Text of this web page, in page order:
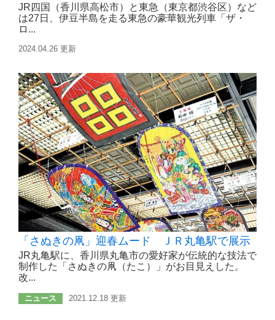
JR四国（香川県高松市）と東急（東京都渋谷区）など
は27日、伊豆半島を走る東急の豪華観光列車「ザ・
ロ...
2024.04.26 更新
「さぬきの凧」迎春ムード ＪＲ丸亀駅で展示
JR丸亀駅に、香川県丸亀市の愛好家が伝統的な技法で
制作した「さぬきの凧（たこ）」がお目見えした。
改...
ニュース 2021.12.18 更新